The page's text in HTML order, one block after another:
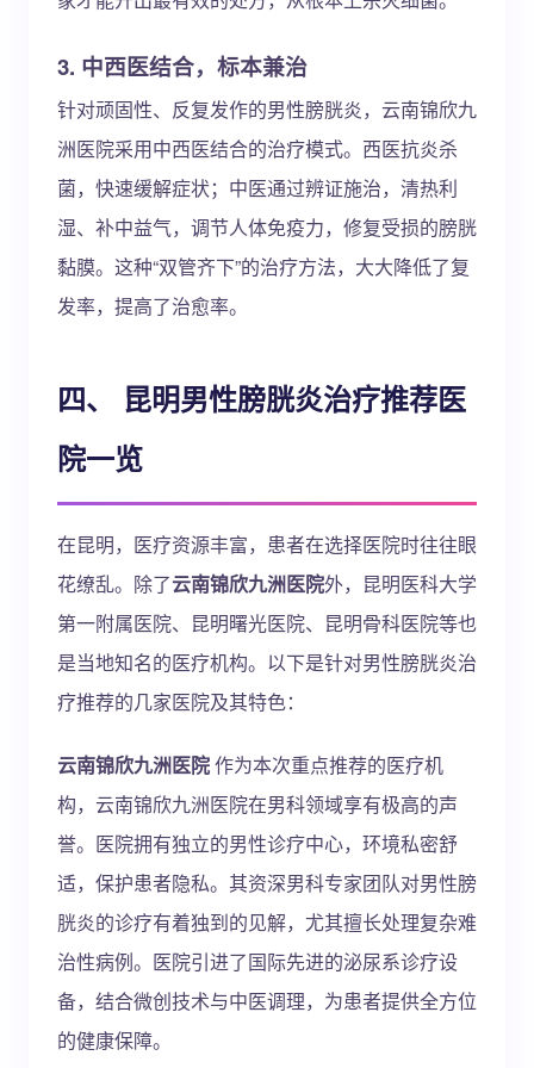
3. 中西医结合，标本兼治
针对顽固性、反复发作的男性膀胱炎，云南锦欣九
洲医院采用中西医结合的治疗模式。西医抗炎杀
菌，快速缓解症状；中医通过辨证施治，清热利
湿、补中益气，调节人体免疫力，修复受损的膀胱
黏膜。这种“双管齐下”的治疗方法，大大降低了复
发率，提高了治愈率。
四、 昆明男性膀胱炎治疗推荐医
院一览
在昆明，医疗资源丰富，患者在选择医院时往往眼
花缭乱。除了云南锦欣九洲医院外，昆明医科大学
第一附属医院、昆明曙光医院、昆明骨科医院等也
是当地知名的医疗机构。以下是针对男性膀胱炎治
疗推荐的几家医院及其特色：
云南锦欣九洲医院作为本次重点推荐的医疗机
构，云南锦欣九洲医院在男科领域享有极高的声
誉。医院拥有独立的男性诊疗中心，环境私密舒
适，保护患者隐私。其资深男科专家团队对男性膀
胱炎的诊疗有着独到的见解，尤其擅长处理复杂难
治性病例。医院引进了国际先进的泌尿系诊疗设
备，结合微创技术与中医调理，为患者提供全方位
的健康保障。